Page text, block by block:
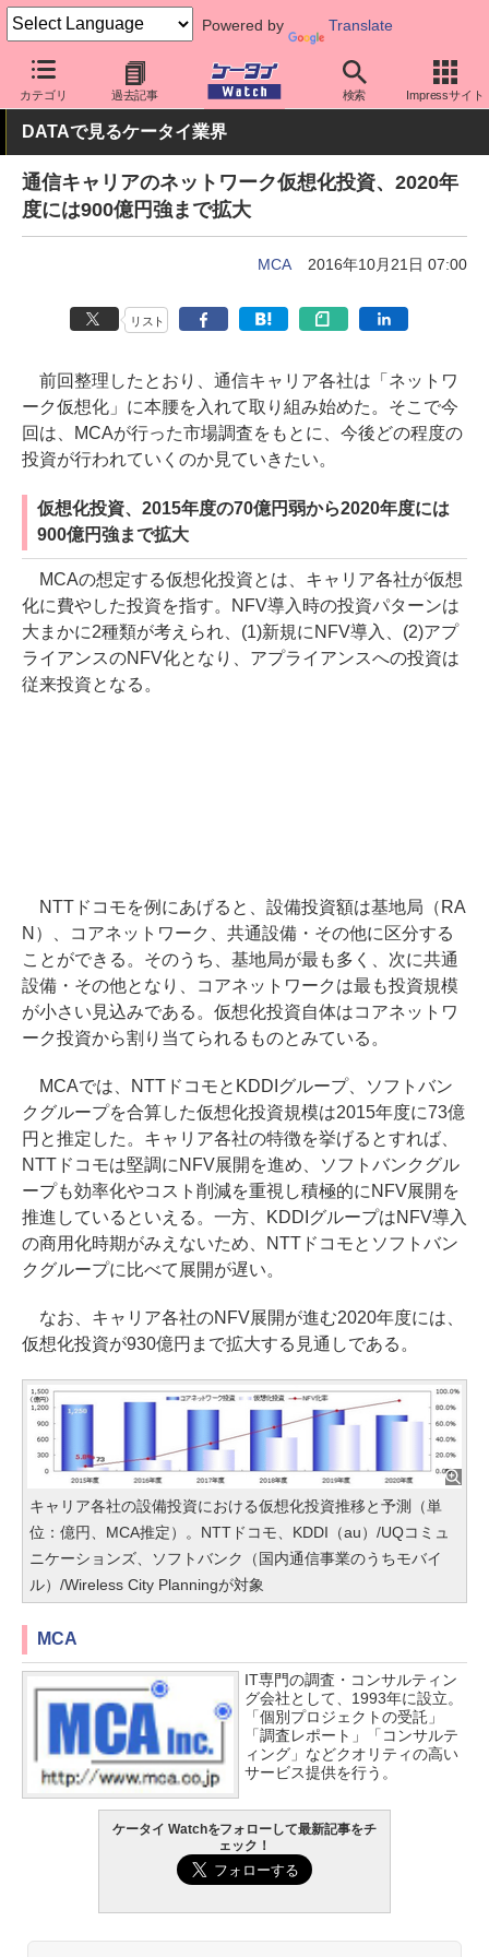
Powered by Translate
カテゴリ 過去記事 検索 Impressサイト
ケータイ Watch 業界動向 調査
DATAで見るケータイ業界
通信キャリアのネットワーク仮想化投資、2020年
度には900億円強まで拡大
MCA 2016年10月21日 07:00
リスト
前回整理したとおり、通信キャリア各社は「ネットワ
ーク仮想化」に本腰を入れて取り組み始めた。そこで今
回は、MCAが行った市場調査をもとに、今後どの程度の
投資が行われていくのか見ていきたい。
仮想化投資、2015年度の70億円弱から2020年度には
900億円強まで拡大
MCAの想定する仮想化投資とは、キャリア各社が仮想
化に費やした投資を指す。NFV導入時の投資パターンは
大まかに2種類が考えられ、(1)新規にNFV導入、(2)アプ
ライアンスのNFV化となり、アプライアンスへの投資は
従来投資となる。
NTTドコモを例にあげると、設備投資額は基地局（RA
N）、コアネットワーク、共通設備・その他に区分する
ことができる。そのうち、基地局が最も多く、次に共通
設備・その他となり、コアネットワークは最も投資規模
が小さい見込みである。仮想化投資自体はコアネットワ
ーク投資から割り当てられるものとみている。
MCAでは、NTTドコモとKDDIグループ、ソフトバン
クグループを合算した仮想化投資規模は2015年度に73億
円と推定した。キャリア各社の特徴を挙げるとすれば、
NTTドコモは堅調にNFV展開を進め、ソフトバンクグル
ープも効率化やコスト削減を重視し積極的にNFV展開を
推進しているといえる。一方、KDDIグループはNFV導入
の商用化時期がみえないため、NTTドコモとソフトバン
クグループに比べて展開が遅い。
なお、キャリア各社のNFV展開が進む2020年度には、
仮想化投資が930億円まで拡大する見通しである。
キャリア各社の設備投資における仮想化投資推移と予測（単
位：億円、MCA推定）。NTTドコモ、KDDI（au）/UQコミュ
ニケーションズ、ソフトバンク（国内通信事業のうちモバイ
ル）/Wireless City Planningが対象
MCA
IT専門の調査・コンサルティン
グ会社として、1993年に設立。
「個別プロジェクトの受託」
「調査レポート」「コンサルテ
ィング」などクオリティの高い
サービス提供を行う。
ケータイ Watchをフォローして最新記事をチ
ェック！